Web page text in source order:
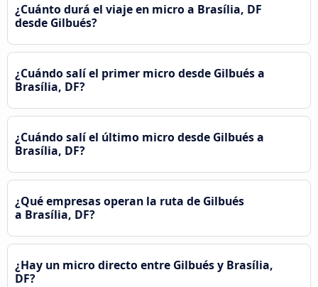
¿Cuánto durá el viaje en micro a Brasília, DF
desde Gilbués?
¿Cuándo salí el primer micro desde Gilbués a
Brasília, DF?
¿Cuándo salí el último micro desde Gilbués a
Brasília, DF?
¿Qué empresas operan la ruta de Gilbués
a Brasília, DF?
¿Hay un micro directo entre Gilbués y Brasília,
DF?